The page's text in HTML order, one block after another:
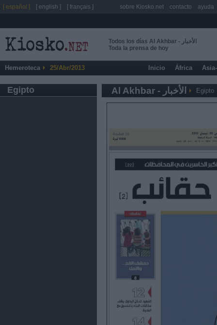
Todos los días Al Akhbar - الأخبار
Toda la prensa de hoy
Hemeroteca 25/Abr/2013 Inicio África
Egipto Al Akhbar - الأخبار Egipto
[ español ] [ english ] [ français ] sobre Kiosko.net contacto ayuda